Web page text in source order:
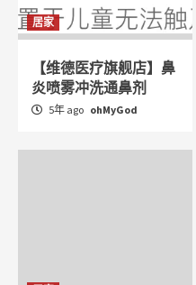
居家
【维德医疗旗舰店】鼻
炎喷雾冲洗通鼻剂
5年 ago ohMyGod